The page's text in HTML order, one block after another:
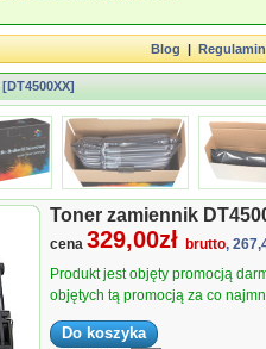
Blog|Regulamin
[DT4500XX]
Toner zamiennik
cena 329,00zł brutto,
Produkt jest objęty promocją
objętych tą promocją za co